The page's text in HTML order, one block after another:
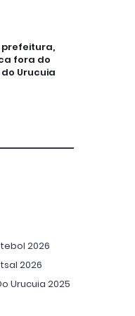
prefeitura,
fora do
Urucuia
2026
2026
Urucuia 2025